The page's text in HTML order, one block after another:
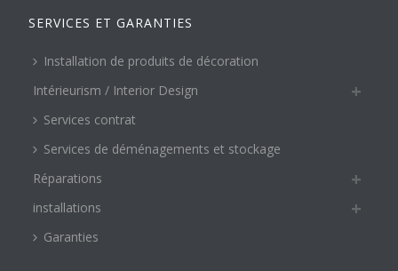
SERVICES ET GARANTIES
Installation de produits de décoration
Intérieurism / Interior Design
Services contrat
Services de déménagements et stockage
Réparations
installations
Garanties